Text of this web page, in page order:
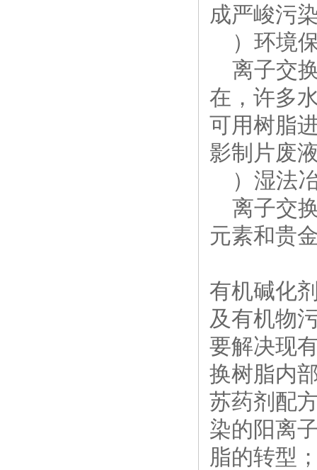
成严峻污
）环境
离子交
在，许多
可用树脂
影制片废
）湿法
离子交
元素和贵
有机碱化
及有机物
要解决现
换树脂内
苏药剂配
染的阳离
脂的转型